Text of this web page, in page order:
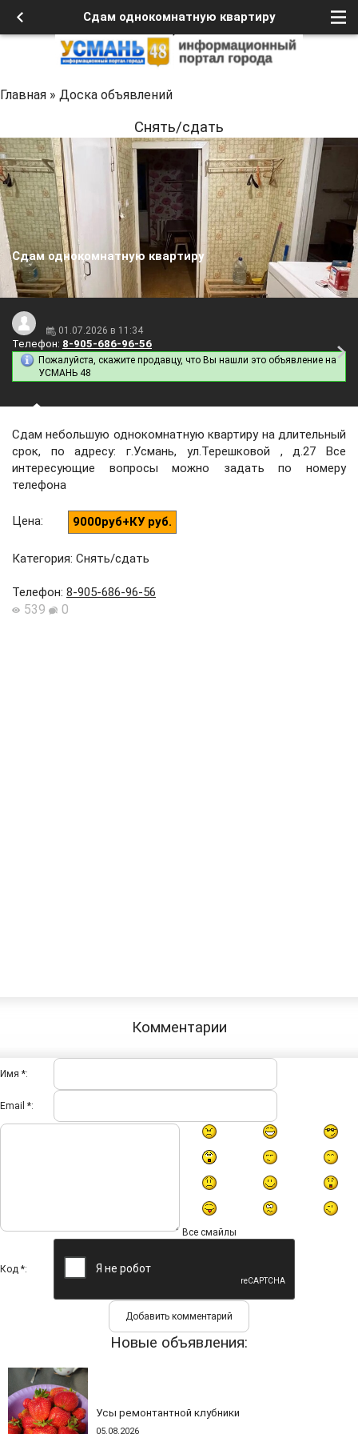
Сдам однокомнатную квартиру
Главная » Доска объявлений
Снять/сдать
Сдам однокомнатную квартиру
01.07.2026 в 11:34
Телефон: 8-905-686-96-56
Пожалуйста, скажите продавцу, что Вы нашли это объявление на
УСМАНЬ 48
Сдам небольшую однокомнатную квартиру на длительный
срок, по адресу: г.Усмань, ул.Терешковой , д.27 Все
интересующие вопросы можно задать по номеру
телефона
Цена: 9000руб+КУ руб.
Категория: Снять/сдать
Телефон: 8-905-686-96-56
539 0
Комментарии
Имя *:
Email *:
Все смайлы
Код *:
Новые объявления:
Усы ремонтантной клубники
05.08.2026